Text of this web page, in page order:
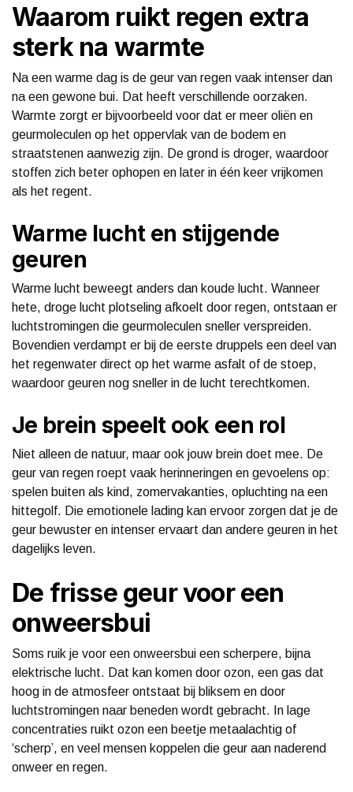
Waarom ruikt regen extra
sterk na warmte
Na een warme dag is de geur van regen vaak intenser dan
na een gewone bui. Dat heeft verschillende oorzaken.
Warmte zorgt er bijvoorbeeld voor dat er meer oliën en
geurmoleculen op het oppervlak van de bodem en
straatstenen aanwezig zijn. De grond is droger, waardoor
stoffen zich beter ophopen en later in één keer vrijkomen
als het regent.
Warme lucht en stijgende
geuren
Warme lucht beweegt anders dan koude lucht. Wanneer
hete, droge lucht plotseling afkoelt door regen, ontstaan er
luchtstromingen die geurmoleculen sneller verspreiden.
Bovendien verdampt er bij de eerste druppels een deel van
het regenwater direct op het warme asfalt of de stoep,
waardoor geuren nog sneller in de lucht terechtkomen.
Je brein speelt ook een rol
Niet alleen de natuur, maar ook jouw brein doet mee. De
geur van regen roept vaak herinneringen en gevoelens op:
spelen buiten als kind, zomervakanties, opluchting na een
hittegolf. Die emotionele lading kan ervoor zorgen dat je de
geur bewuster en intenser ervaart dan andere geuren in het
dagelijks leven.
De frisse geur voor een
onweersbui
Soms ruik je voor een onweersbui een scherpere, bijna
elektrische lucht. Dat kan komen door ozon, een gas dat
hoog in de atmosfeer ontstaat bij bliksem en door
luchtstromingen naar beneden wordt gebracht. In lage
concentraties ruikt ozon een beetje metaalachtig of
‘scherp’, en veel mensen koppelen die geur aan naderend
onweer en regen.